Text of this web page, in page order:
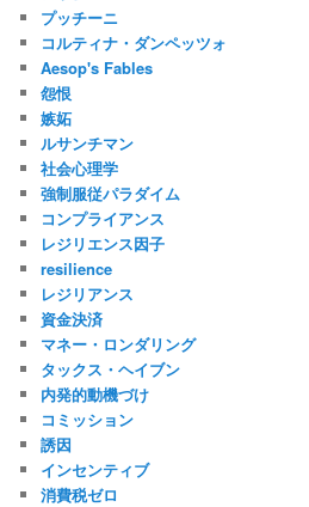
プッチーニ
コルティナ・ダンペッツォ
Aesop's Fables
怨恨
嫉妬
ルサンチマン
社会心理学
強制服従パラダイム
コンプライアンス
レジリエンス因子
resilience
レジリアンス
資金決済
マネー・ロンダリング
タックス・ヘイブン
内発的動機づけ
コミッション
誘因
インセンティブ
消費税ゼロ